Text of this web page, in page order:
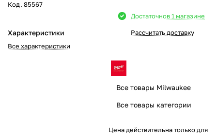
Код. 85567
Характеристики
Все характеристики
Достаточнов 1 магазине
Рассчитать доставку
Все товары Milwaukee
Все товары категории
Цена действительна только для
% картой любого банка